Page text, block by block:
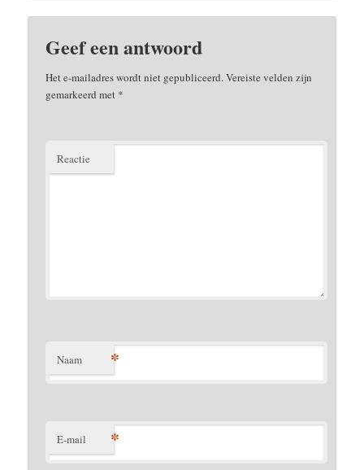
Geef een antwoord
Het e-mailadres wordt niet gepubliceerd. Vereiste velden zijn
gemarkeerd met *
Reactie
Naam *
E-mail *